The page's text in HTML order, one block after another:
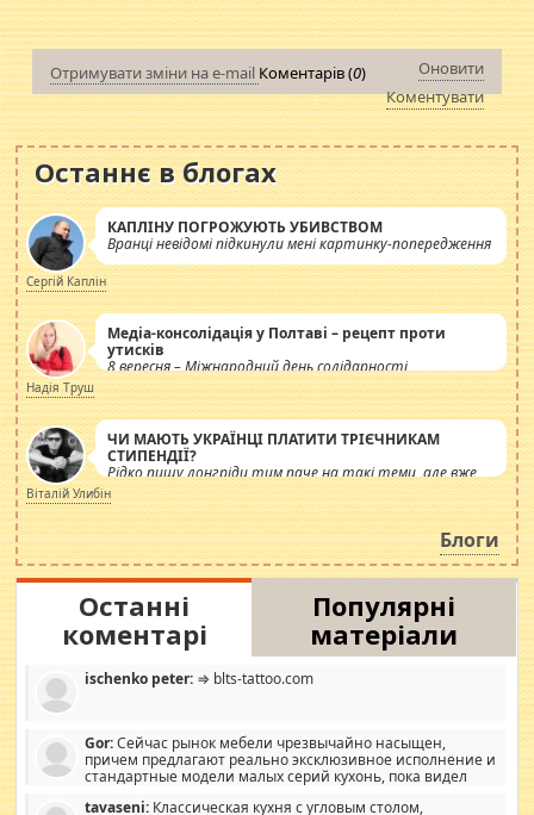
Отримувати зміни на e-mail Коментарів (0)
Оновити
Коментувати
Останнє в блогах
КАПЛІНУ ПОГРОЖУЮТЬ УБИВСТВОМ
Вранці невідомі підкинули мені картинку-попередження
Сергій Каплін
Медіа-консолідація у Полтаві – рецепт проти
утисків
8 вересня – Міжнародний день солідарності
журналістів.
Надія Труш
ЧИ МАЮТЬ УКРАЇНЦІ ПЛАТИТИ ТРІЄЧНИКАМ
СТИПЕНДІЇ?
Рідко пишу лонгріди тим паче на такі теми, але вже
просто дістало! Обурюють сьогоднішні інсенуації
навколо стипендіального питання. Штучно
роздувається ще одна соціальна катастрофа.
Віталій Улибін
Блоги
Останні
коментарі
Популярні
матеріали
ischenko peter: ⇒ blts-tattoo.com
Gor:Сейчас рынок мебели чрезвычайно насыщен,
причем предлагают реально эксклюзивное исполнение и
стандартные модели малых серий кухонь, пока видел
стандартные формы, в MebelOk, креативненько и что главное -
tavaseni: Классическая кухня с угловым столом,